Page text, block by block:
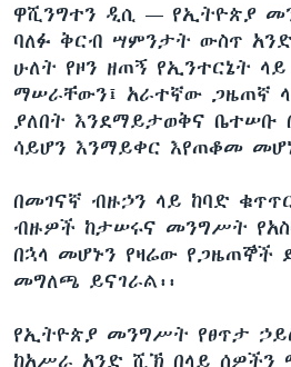
ዋሺንግተን ዲሲ — የኢትዮጵያ
ባለፉ ቅርብ ሣምንታት ውስጥ
ሁለት የዞን ዘጠኝ የኢንተርኔት
ማሠራቸውን፤ አራተኛው ጋዜጠኛ
ያለበት እንደማይታወቅና ቤተሠቡ
ሳይሆን እንማይቀር እየጠቆመ
በመገናኛ ብዙኃን ላይ ከባድ
ብዙዎች ከታሠሩና መንግሥት
በኋላ መሆኑን የዛሬው የጋዜጠኞች
መግለጫ ይናገራል፡፡
የኢትዮጵያ መንግሥት የፀጥታ
ከአሥራ አንድ ሺኽ በላይ ሰዎችን